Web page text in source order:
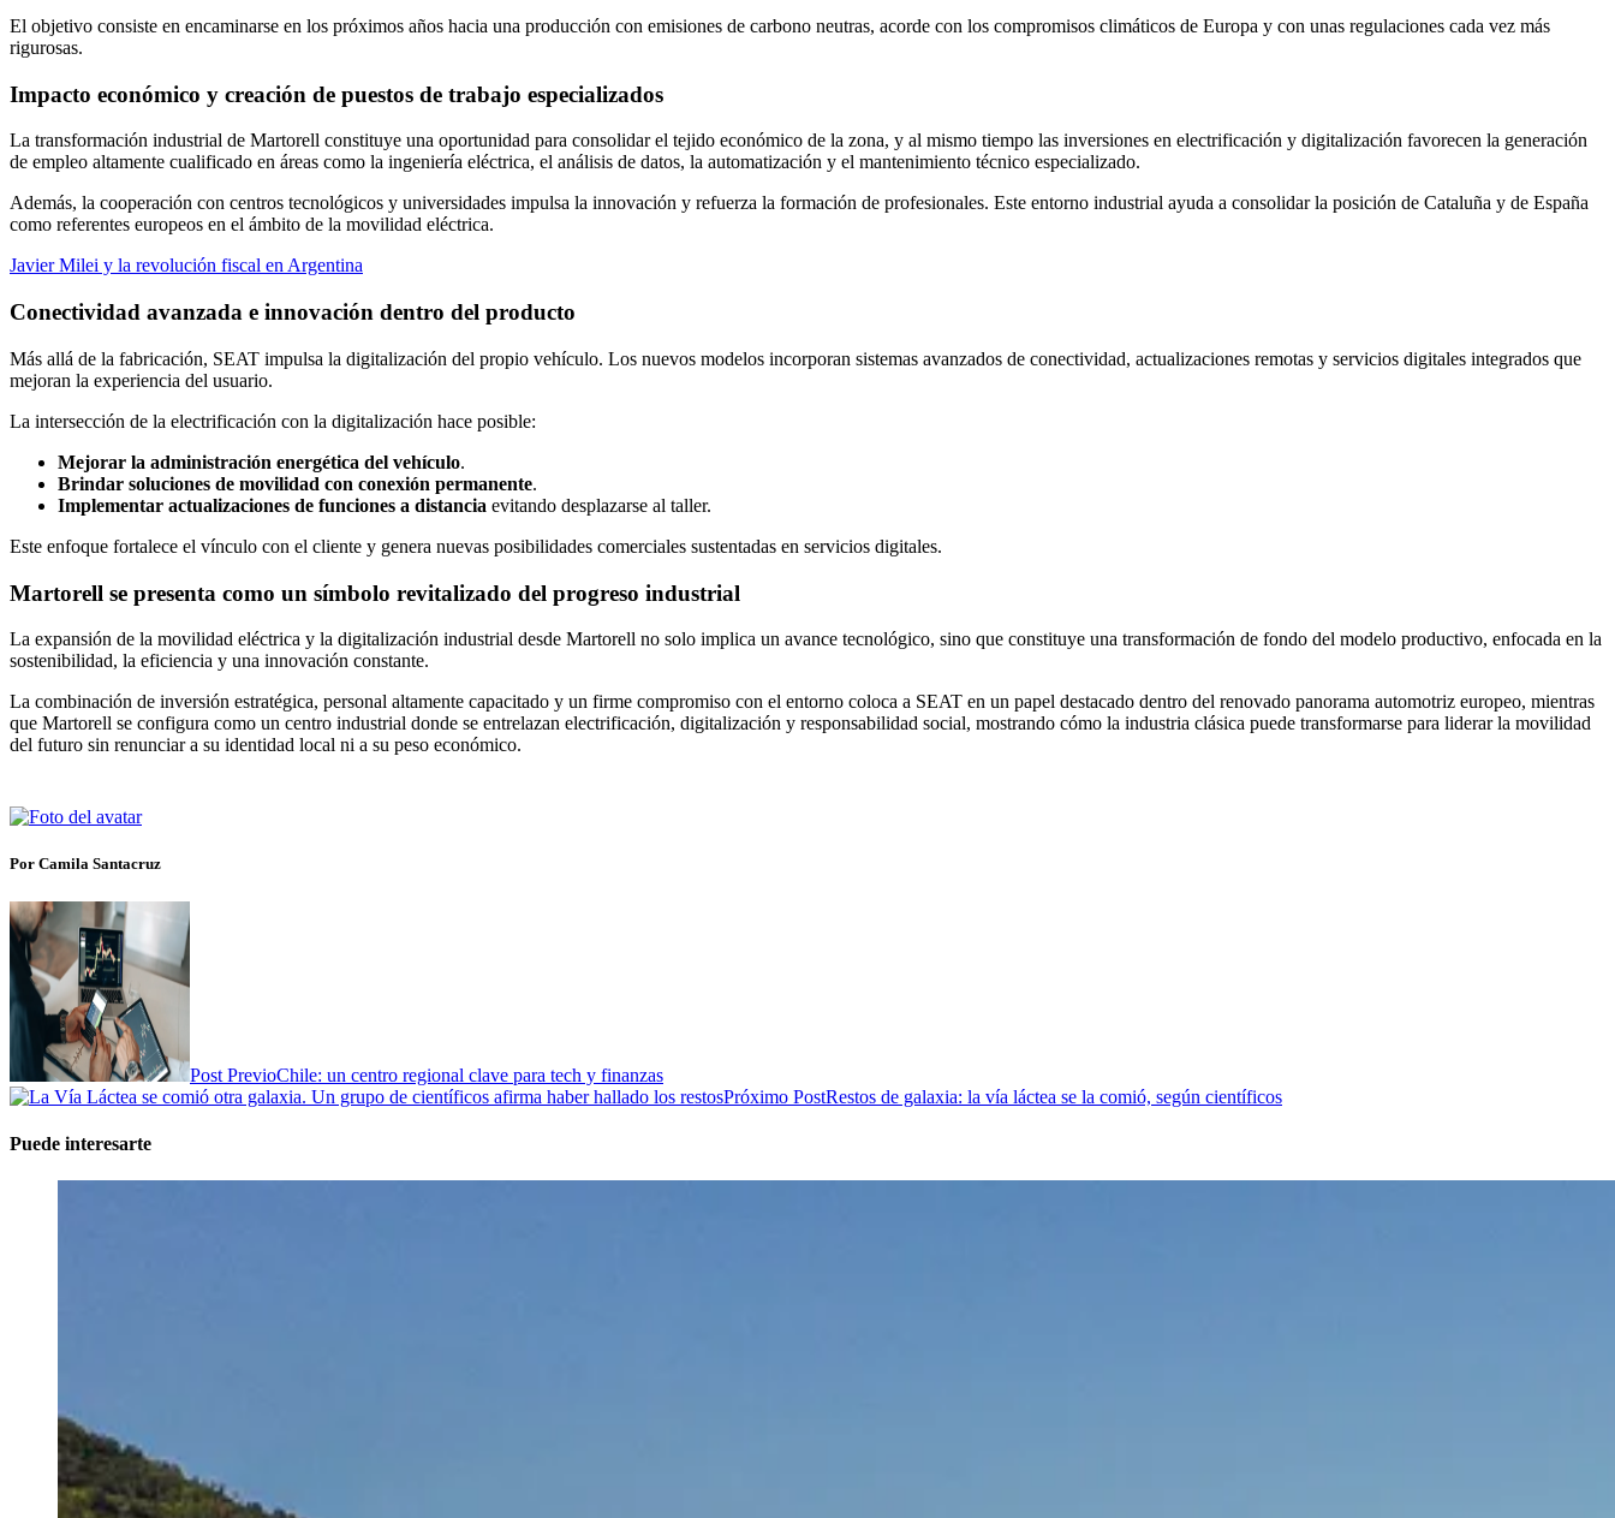
El objetivo consiste en encaminarse en los próximos años hacia una producción con emisiones de carbono neutras, acorde con los compromisos climáticos de Europa y con unas regulaciones cada vez más
rigurosas.
Impacto económico y creación de puestos de trabajo especializados
La transformación industrial de Martorell constituye una oportunidad para consolidar el tejido económico de la zona, y al mismo tiempo las inversiones en electrificación y digitalización favorecen la generación
de empleo altamente cualificado en áreas como la ingeniería eléctrica, el análisis de datos, la automatización y el mantenimiento técnico especializado.
Además, la cooperación con centros tecnológicos y universidades impulsa la innovación y refuerza la formación de profesionales. Este entorno industrial ayuda a consolidar la posición de Cataluña y de España
como referentes europeos en el ámbito de la movilidad eléctrica.
Javier Milei y la revolución fiscal en Argentina
Conectividad avanzada e innovación dentro del producto
Más allá de la fabricación, SEAT impulsa la digitalización del propio vehículo. Los nuevos modelos incorporan sistemas avanzados de conectividad, actualizaciones remotas y servicios digitales integrados que
mejoran la experiencia del usuario.
La intersección de la electrificación con la digitalización hace posible:
Mejorar la administración energética del vehículo.
Brindar soluciones de movilidad con conexión permanente.
Implementar actualizaciones de funciones a distancia evitando desplazarse al taller.
Este enfoque fortalece el vínculo con el cliente y genera nuevas posibilidades comerciales sustentadas en servicios digitales.
Martorell se presenta como un símbolo revitalizado del progreso industrial
La expansión de la movilidad eléctrica y la digitalización industrial desde Martorell no solo implica un avance tecnológico, sino que constituye una transformación de fondo del modelo productivo, enfocada en la
sostenibilidad, la eficiencia y una innovación constante.
La combinación de inversión estratégica, personal altamente capacitado y un firme compromiso con el entorno coloca a SEAT en un papel destacado dentro del renovado panorama automotriz europeo, mientras
que Martorell se configura como un centro industrial donde se entrelazan electrificación, digitalización y responsabilidad social, mostrando cómo la industria clásica puede transformarse para liderar la movilidad
del futuro sin renunciar a su identidad local ni a su peso económico.
Por Camila Santacruz
Post PrevioChile: un centro regional clave para tech y finanzas
Próximo PostRestos de galaxia: la vía láctea se la comió, según científicos
Puede interesarte